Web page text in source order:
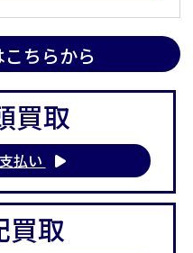
こちらから
買取
払い
取